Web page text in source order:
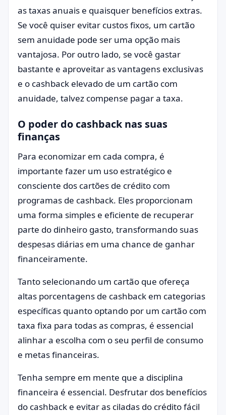
as taxas anuais e quaisquer benefícios extras.
Se você quiser evitar custos fixos, um cartão
sem anuidade pode ser uma opção mais
vantajosa. Por outro lado, se você gastar
bastante e aproveitar as vantagens exclusivas
e o cashback elevado de um cartão com
anuidade, talvez compense pagar a taxa.
O poder do cashback nas suas
finanças
Para economizar em cada compra, é
importante fazer um uso estratégico e
consciente dos cartões de crédito com
programas de cashback. Eles proporcionam
uma forma simples e eficiente de recuperar
parte do dinheiro gasto, transformando suas
despesas diárias em uma chance de ganhar
financeiramente.
Tanto selecionando um cartão que ofereça
altas porcentagens de cashback em categorias
específicas quanto optando por um cartão com
taxa fixa para todas as compras, é essencial
alinhar a escolha com o seu perfil de consumo
e metas financeiras.
Tenha sempre em mente que a disciplina
financeira é essencial. Desfrutar dos benefícios
do cashback e evitar as ciladas do crédito fácil